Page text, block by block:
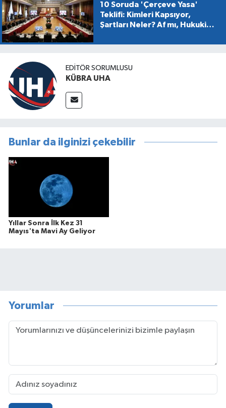
10 Soruda 'Çerçeve Yasa'
Teklifi: Kimleri Kapsıyor,
Şartları Neler? Af mı, Hukuki
EDİTÖR SORUMLUSU
KÜBRA UHA
Bunlar da ilginizi çekebilir
Yıllar Sonra İlk Kez 31
Mayıs'ta Mavi Ay Geliyor
Yorumlar